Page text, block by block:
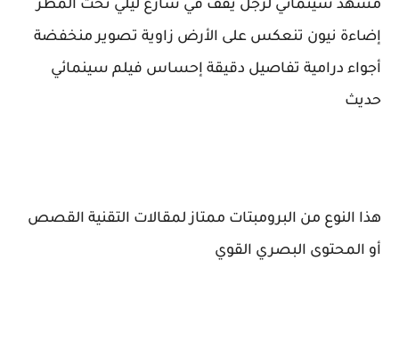
مشهد سينمائي لرجل يقف في شارع ليلي تحت المطر
إضاءة نيون تنعكس على الأرض زاوية تصوير منخفضة
أجواء درامية تفاصيل دقيقة إحساس فيلم سينمائي
حديث
هذا النوع من البرومبتات ممتاز لمقالات التقنية القصص
أو المحتوى البصري القوي